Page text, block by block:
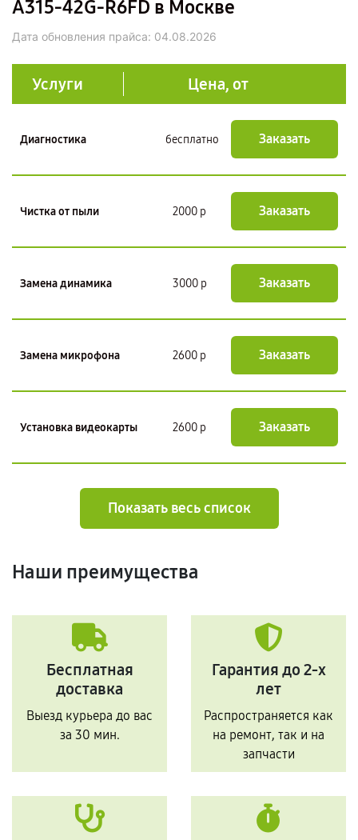
A315-42G-R6FD в Москве
Дата обновления прайса: 04.08.2026
Услуги Цена, от
Диагностика бесплатно Заказать
Чистка от пыли 2000 р Заказать
Замена динамика 3000 р Заказать
Замена микрофона 2600 р Заказать
Установка видеокарты 2600 р Заказать
Показать весь список
Наши преимущества
Бесплатная
доставка
Выезд курьера до вас
за 30 мин.
Гарантия до 2-х
лет
Распространяется как
на ремонт, так и на
запчасти